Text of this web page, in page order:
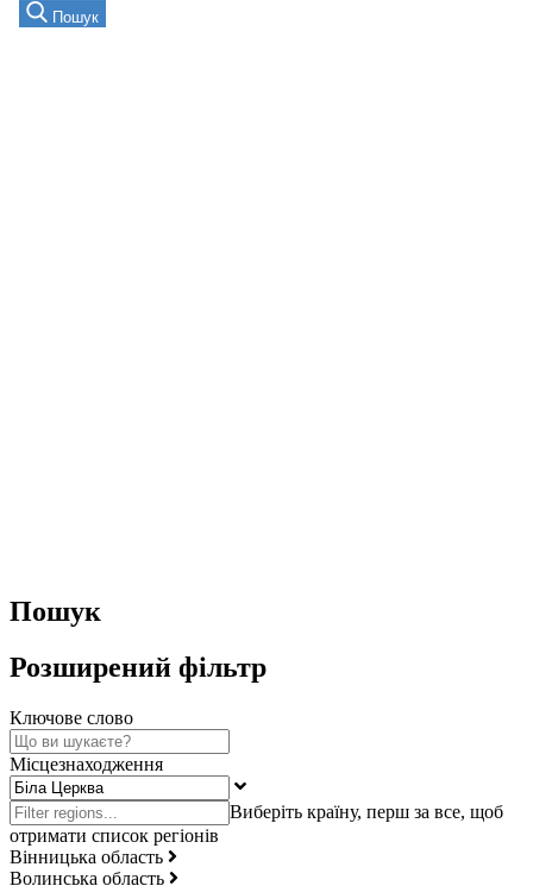
Пошук
Пошук
Розширений фільтр
Ключове слово
Місцезнаходження
Вінницька область
Волинська область